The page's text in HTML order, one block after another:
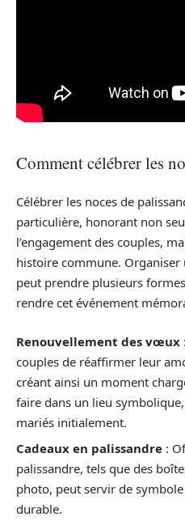
Comment célébrer les
Célébrer les noces de
particulière, honorant non
l’engagement des couples,
histoire commune.
peut prendre plusieurs
rendre cet événement
Renouvellement des vœux
couples de réaffirmer leur
créant ainsi un moment
faire dans un lieu
mariés initialement.
Cadeaux en palissandre :
palissandre, tels que des
photo, peut servir de
durable.